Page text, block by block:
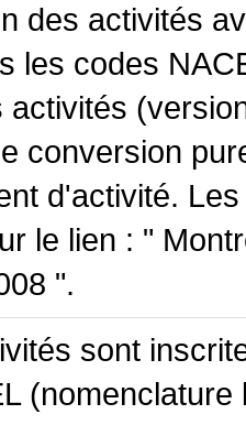
des activités
les codes
activités
conversion
d'activité.
le lien : "
".
sont